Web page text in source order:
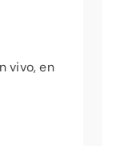
vivo, en